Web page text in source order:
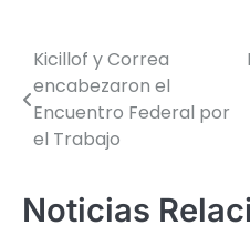
Navegación
de
entradas
Kicillof y Correa
encabezaron el
Encuentro Federal por
el Trabajo
Noticias